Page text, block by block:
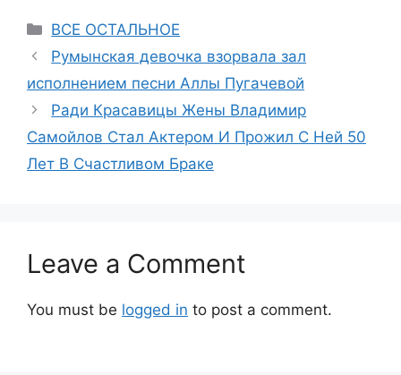
Categories
ВСЕ ОСТАЛЬНОЕ
Румынская девочка взорвала зал
исполнением песни Аллы Пугачевой
Ради Красавицы Жены Владимир
Самойлов Стал Актером И Прожил С Ней 50
Лет В Счастливом Браке
Leave a Comment
You must be logged in to post a comment.